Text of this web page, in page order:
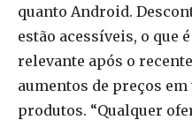
quanto Android.
estão acessíveis, o que
relevante após o
aumentos de preços
produtos. “Qualquer